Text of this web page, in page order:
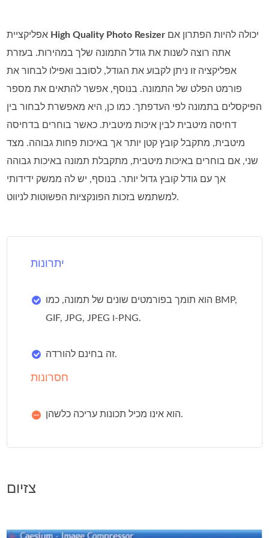
High Quality Photo Resizer
אתה רוצה לשנות את גודל התמונה שלך במהירות. בעזרת
אפליקציה זו ניתן לקבוע את הגודל, לסובב ואפילו לבחור את
פורמט הפלט של התמונה. בנוסף, אפשר להתאים את מספר
הפיקסלים בתמונה לפי העדפתך. כמו כן, היא מאפשרת לבחור בין
דחיסה מיטבית לבין איכות מיטבית. כאשר בוחרים בדחיסה
מיטבית, מתקבל קובץ קטן יותר אך באיכות פחות גבוהה. מצד
שני, אם בוחרים באיכות מיטבית, מתקבלת תמונה באיכות גבוהה
אך עם גודל קובץ גדול יותר. בנוסף, יש לה ממשק ידידותי
למשתמש בזכות הפונקציות הפשוטות לניווט.
יתרונות
הוא תומך בפורמטים שונים של תמונה, כמו BMP,
GIF, JPG, JPEG ו-PNG.
זה בחינם להורדה.
חסרונות
הוא אינו מכיל תכונות עריכה כלשהן.
צזיום